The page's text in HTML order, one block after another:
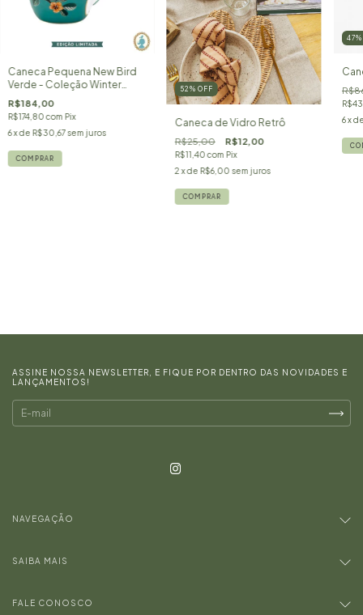
Caneca Pequena New Bird
Verde - Coleção Winter
Wonderland - Pip Studio
R$184,00
R$174,80com Pix
6x de R$30,67sem juros
52 % OFF
Caneca de Vidro Retrô
R$25,00 R$12,00
R$11,40com Pix
2 x de R$6,00 sem juros
47%
6 x
ASSINE NOSSA NEWSLETTER, E FIQUE POR DENTRO DAS NOVIDADES E
LANÇAMENTOS!
NAVEGAÇÃO
SAIBA MAIS
FALE CONOSCO